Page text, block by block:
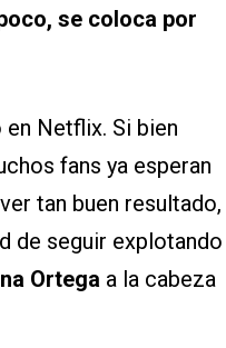
se coloca por
Netflix. Si bien
fans ya esperan
tan buen resultado,
de seguir explotando
Ortega a la cabeza